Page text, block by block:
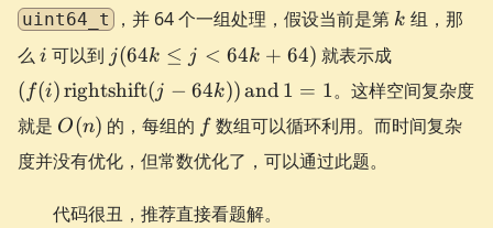
uint64_t ，并 64 个一组处理，假设当前是第 k
k 组，那
么 i
i 可以到 j
(64k
\le j
<
64k
+
64)
j(64k ≤ j < 64k + 64) 就表示成(f(i)
(j - 64k))
( f(i)rightshift(j − 64k))and1 = 1。这样空间复杂度
就是 O(n)
O(n) 的，每组的 ff数组可以循环利用。而时间复杂
度并没有优化，但常数优化了，可以通过此题。
代码很丑，推荐直接看题解。